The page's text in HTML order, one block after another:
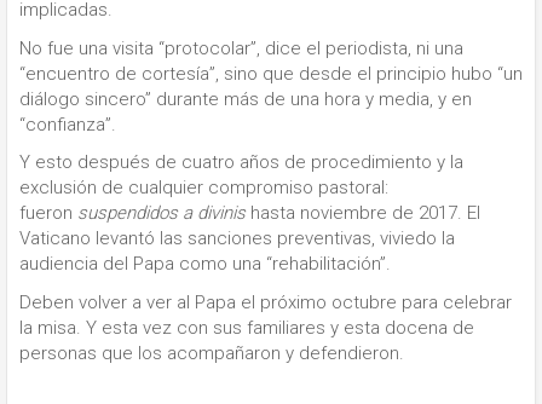
implicadas.
No fue una visita “protocolar”, dice el periodista, ni una
“encuentro de cortesía”, sino que desde el principio hubo “un
diálogo sincero” durante más de una hora y media, y en
“confianza”.
Y esto después de cuatro años de procedimiento y la
exclusión de cualquier compromiso pastoral:
fueron suspendidos a divinishasta noviembre de 2017. El
Vaticano levantó las sanciones preventivas, viviedo la
audiencia del Papa como una “rehabilitación”.
Deben volver a ver al Papa el próximo octubre para celebrar
la misa. Y esta vez con sus familiares y esta docena de
personas que los acompañaron y defendieron.